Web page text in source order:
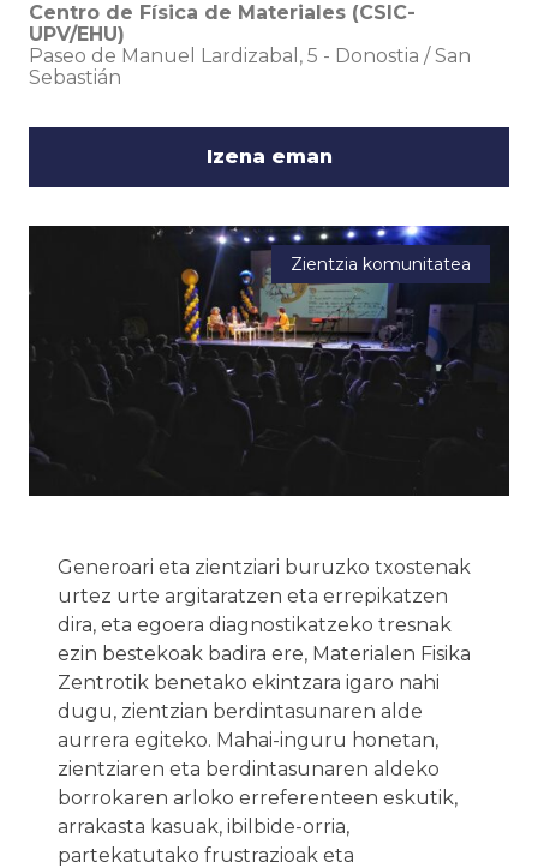
Centro de Física de Materiales (CSIC-
UPV/EHU)
Paseo de Manuel Lardizabal, 5 - Donostia / San
Sebastián
Izena eman
Zientzia komunitatea
Generoari eta zientziari buruzko txostenak
urtez urte argitaratzen eta errepikatzen
dira, eta egoera diagnostikatzeko tresnak
ezin bestekoak badira ere, Materialen Fisika
Zentrotik benetako ekintzara igaro nahi
dugu, zientzian berdintasunaren alde
aurrera egiteko. Mahai-inguru honetan,
zientziaren eta berdintasunaren aldeko
borrokaren arloko erreferenteen eskutik,
arrakasta kasuak, ibilbide-orria,
partekatutako frustrazioak eta